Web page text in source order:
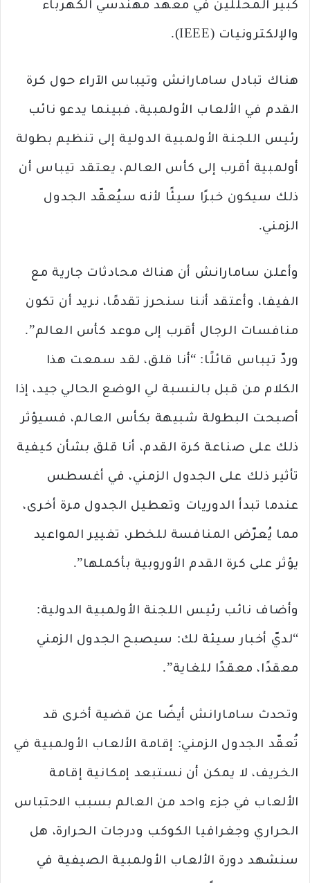
كبير المحللين في معهد مهندسي الكهرباء
والإلكترونيات (IEEE).
هناك تبادل سامارانش وتيباس الآراء حول كرة
القدم في الألعاب الأولمبية، فبينما يدعو نائب
رئيس اللجنة الأولمبية الدولية إلى تنظيم بطولة
أولمبية أقرب إلى كأس العالم، يعتقد تيباس أن
ذلك سيكون خبرًا سيئًا لأنه سيُعقّد الجدول
الزمني.
وأعلن سامارانش أن هناك محادثات جارية مع
الفيفا، وأعتقد أننا سنحرز تقدمًا، نريد أن تكون
منافسات الرجال أقرب إلى موعد كأس العالم”.
وردّ تيباس قائلًا: “أنا قلق، لقد سمعت هذا
الكلام من قبل بالنسبة لي الوضع الحالي جيد، إذا
أصبحت البطولة شبيهة بكأس العالم، فسيؤثر
ذلك على صناعة كرة القدم، أنا قلق بشأن كيفية
تأثير ذلك على الجدول الزمني، في أغسطس
عندما تبدأ الدوريات وتعطيل الجدول مرة أخرى،
مما يُعرّض المنافسة للخطر، تغيير المواعيد
يؤثر على كرة القدم الأوروبية بأكملها”.
وأضاف نائب رئيس اللجنة الأولمبية الدولية:
“لديّ أخبار سيئة لك: سيصبح الجدول الزمني
معقدًا، معقدًا للغاية”.
وتحدث سامارانش أيضًا عن قضية أخرى قد
تُعقّد الجدول الزمني: إقامة الألعاب الأولمبية في
الخريف، لا يمكن أن نستبعد إمكانية إقامة
الألعاب في جزء واحد من العالم بسبب الاحتباس
الحراري وجغرافيا الكوكب ودرجات الحرارة، هل
سنشهد دورة الألعاب الأولمبية الصيفية في